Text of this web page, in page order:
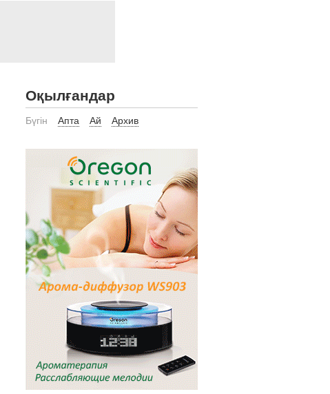
Оқылғандар
Бүгін Апта Ай Архив